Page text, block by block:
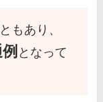
もあり、
となって